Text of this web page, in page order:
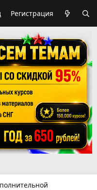
Регистрация